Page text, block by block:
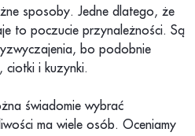
sposoby. Jedne dlatego, że
to poczucie przynależności. Są
bo podobnie
ciotki i kuzynki.
świadomie wybrać
ma wiele osób. Oceniamy